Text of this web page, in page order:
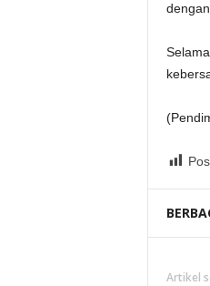
Artikel